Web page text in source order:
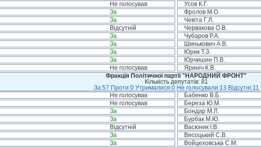
Не голосував Усов К.Г.
За Фролов М.О.
За Чекіта Г.Л.
Відсутній Червакова О.В.
За Чубаров Р.А.
За Шинькович А.В.
За Юрик Т.З.
За Юрчишин П.В.
Не голосував Яриніч К.В.
Фракція Політичної партії "НАРОДНИЙ ФРОНТ"
Кількість депутатів: 81
За:57 Проти:0 Утрималися:0 Не голосували:13 Відсутні:11
Не голосував Бабенко В.Б.
Не голосував Береза Ю.М.
За Бондар М.Л.
За Бурбак М.Ю.
Відсутній Васюник І.В.
За Висоцький С.В.
За Войцеховська С.М.